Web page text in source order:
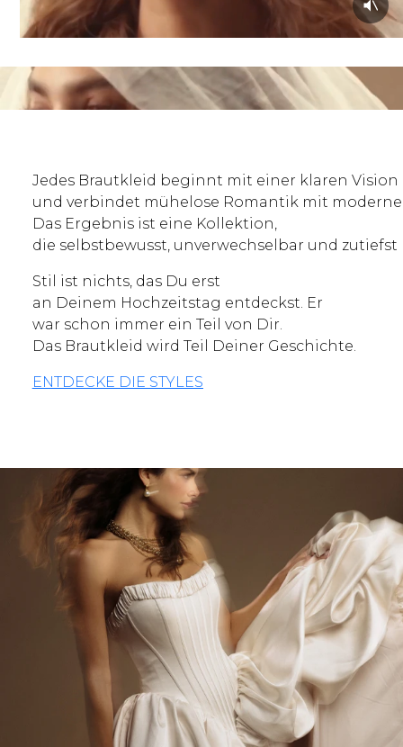
Jedes Brautkleid beginnt mit einer klaren Vision
und verbindet mühelose Romantik mit
Das Ergebnis ist eine Kollektion,
die selbstbewusst, unverwechselbar und
Stil ist nichts, das Du erst
an Deinem Hochzeitstag entdeckst. Er
war schon immer ein Teil von Dir.
Das Brautkleid wird Teil Deiner Geschichte.
ENTDECKE DIE STYLES